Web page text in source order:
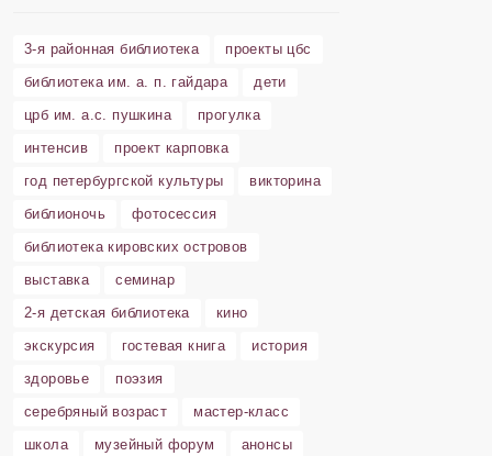
3-я районная библиотека
проекты цбс
библиотека им. а. п. гайдара
дети
црб им. а.с. пушкина
прогулка
интенсив
проект карповка
год петербургской культуры
викторина
библионочь
фотосессия
библиотека кировских островов
выставка
семинар
2-я детская библиотека
кино
экскурсия
гостевая книга
история
здоровье
поэзия
серебряный возраст
мастер-класс
школа
музейный форум
анонсы